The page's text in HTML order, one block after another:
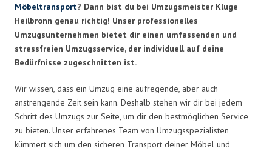
Möbeltransport? Dann bist du bei Umzugsmeister Kluge
Heilbronn genau richtig! Unser professionelles
Umzugsunternehmen bietet dir einen umfassenden und
stressfreien Umzugsservice, der individuell auf deine
Bedürfnisse zugeschnitten ist.
Wir wissen, dass ein Umzug eine aufregende, aber auch
anstrengende Zeit sein kann. Deshalb stehen wir dir bei jedem
Schritt des Umzugs zur Seite, um dir den bestmöglichen Service
zu bieten. Unser erfahrenes Team von Umzugsspezialisten
kümmert sich um den sicheren Transport deiner Möbel und